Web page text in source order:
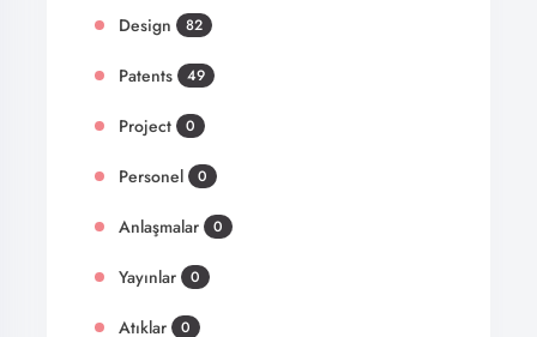
Design 82
Patents 49
Project 0
Personel 0
Anlaşmalar 0
Yayınlar 0
Atıklar 0